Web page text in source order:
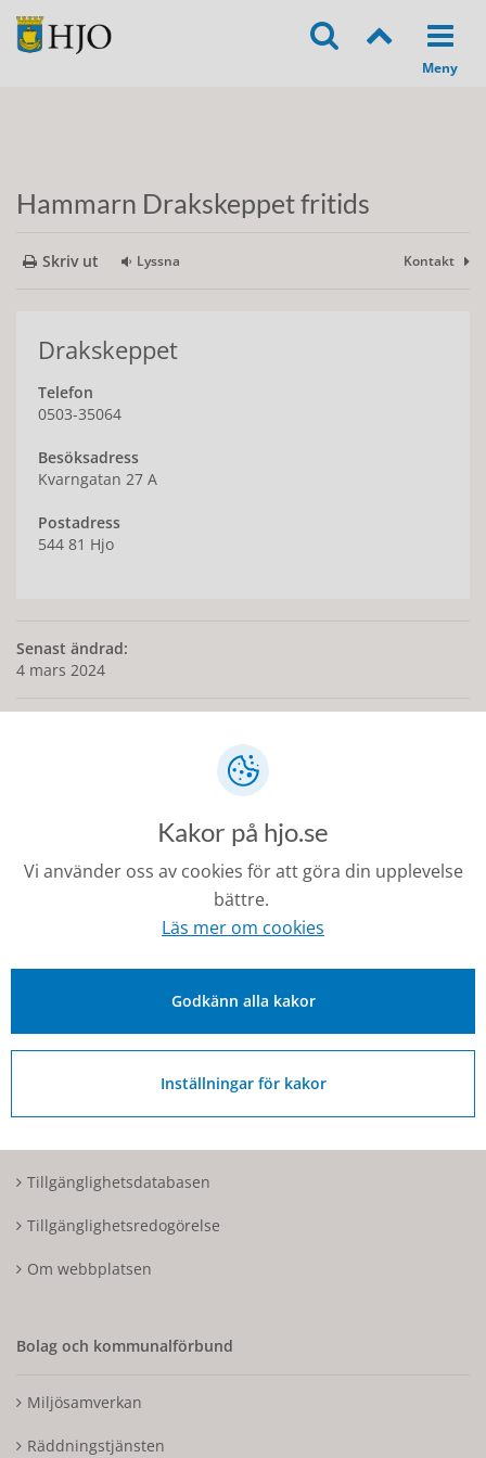
Hammarn Drakskeppet fritids
Skriv ut Lyssna Kontakt
Drakskeppet
Telefon
0503-35064
Besöksadress
Kvarngatan 27 A
Postadress
544 81 Hjo
Senast ändrad:
4 mars 2024
kommunen@hjo.se
Besöks- och postadress: Torggatan 2, 544 30 Hjo
Organisationsnummer: 212000-1728
Om Hjo och webbplatsen
Tillgänglighetsdatabasen
Tillgänglighetsredogörelse
Om webbplatsen
Bolag och kommunalförbund
Miljösamverkan
Räddningstjänsten
Kakor på hjo.se
Vi använder oss av cookies för att göra din upplevelse
bättre.
Läs mer om cookies
Godkänn alla kakor
Inställningar för kakor